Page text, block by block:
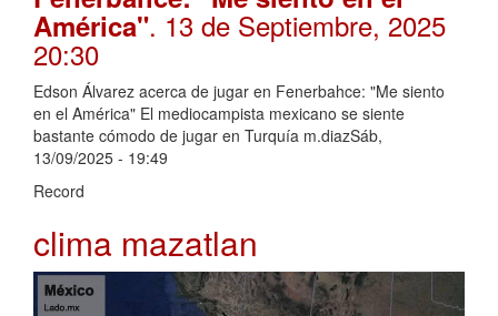
América". 13 de Septiembre, 2025
20:30
Edson Álvarez acerca de jugar en Fenerbahce: "Me siento
en el América" El mediocampista mexicano se siente
bastante cómodo de jugar en Turquía m.diazSáb,
13/09/2025 - 19:49
Record
clima mazatlan